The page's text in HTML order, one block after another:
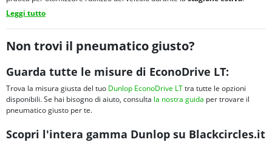
Leggi tutto
Non trovi il pneumatico giusto?
Guarda tutte le misure di EconoDrive LT:
Trova la misura giusta del tuo Dunlop EconoDrive LTtra tutte le opzioni
disponibili. Se hai bisogno di aiuto, consulta la nostra guida per trovare il
pneumatico giusto per te.
Scopri l'intera gamma Dunlop su Blackcircles.it